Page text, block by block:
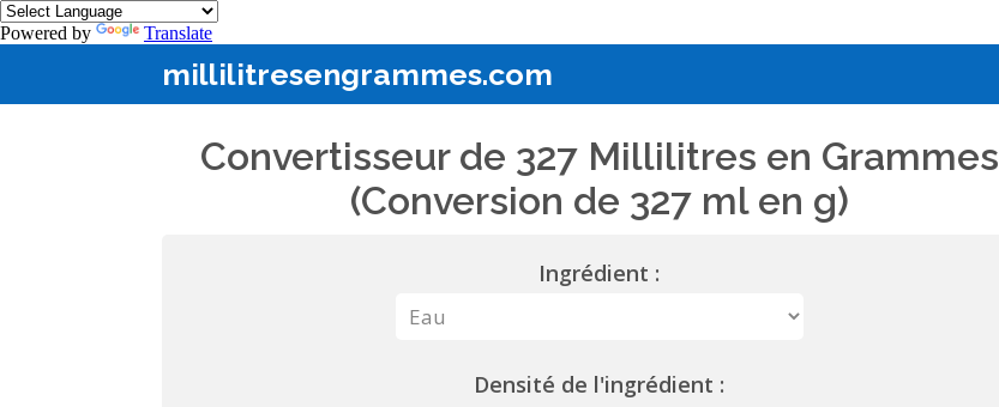
Powered by Translate
millilitresengrammes.com
Convertisseur de 327 Millilitres en Grammes
(Conversion de 327 ml en g)
Ingrédient :
Densité de l'ingrédient :